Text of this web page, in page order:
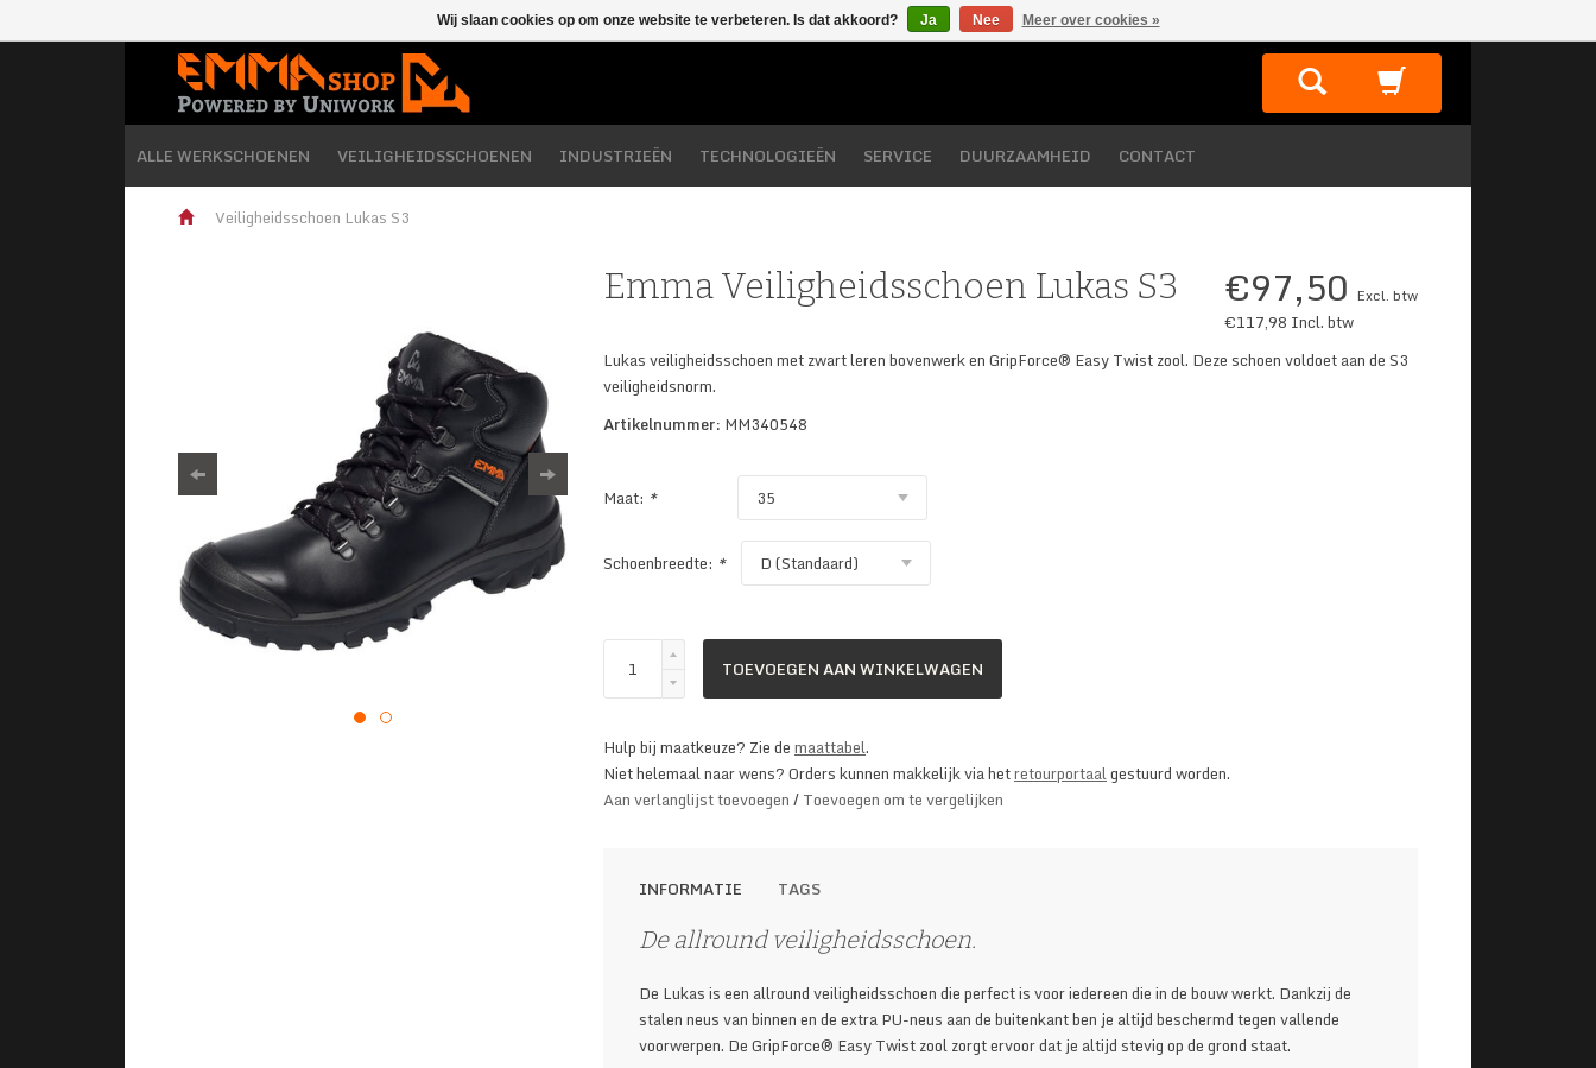
ALLE WERKSCHOENEN VEILIGHEIDSSCHOENEN INDUSTRIEËN TECHNOLOGIEËN SERVICE DUURZAAMHEID CONTACT
Veiligheidsschoen Lukas S3
Emma Veiligheidsschoen Lukas S3 €97,50 Excl. btw
€117,98 Incl. btw
Lukas veiligheidsschoen met zwart leren bovenwerk en GripForce® Easy Twist zool. Deze schoen voldoet aan de S3
veiligheidsnorm.
Artikelnummer: MM340548
Maat: *
Schoenbreedte: *
TOEVOEGEN AAN WINKELWAGEN
Hulp bij maatkeuze? Zie demaattabel.
Niet helemaal naar wens? Orders kunnen makkelijk via hetretourportaalgestuurd worden.
Aan verlanglijst toevoegen/Toevoegen om te vergelijken
INFORMATIE TAGS
De allround veiligheidsschoen.
De Lukas is een allround veiligheidsschoen die perfect is voor iedereen die in de bouw werkt. Dankzij de
stalen neus van binnen en de extra PU-neus aan de buitenkant ben je altijd beschermd tegen vallende
voorwerpen. De GripForce® Easy Twist zool zorgt ervoor dat je altijd stevig op de grond staat.
Wij slaan cookies op om onze website te verbeteren. Is dat akkoord? Ja Nee Meer over cookies »